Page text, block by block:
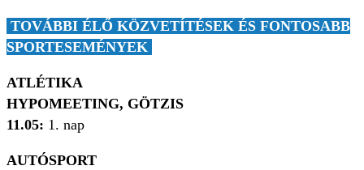
TOVÁBBI ÉLŐ KÖZVETÍTÉSEK ÉS FONTOSABB
SPORTESEMÉNYEK
ATLÉTIKA
HYPOMEETING, GÖTZIS
11.05: 1. nap
AUTÓSPORT